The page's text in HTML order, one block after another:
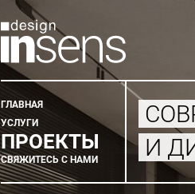
Главное
меню
ГЛАВНАЯ
УСЛУГИ
ПРОЕКТЫ
СВЯЖИТЕСЬ С НАМИ
И